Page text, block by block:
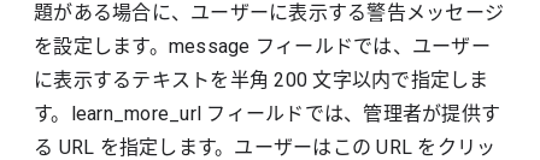
題がある場合に、ユーザーに表示する警告メッセージ
を設定します。message フィールドでは、ユーザー
に表示するテキストを半角 200 文字以内で指定しま
す。learn_more_url フィールドでは、管理者が提供す
る URL を指定します。ユーザーはこの URL をクリッ